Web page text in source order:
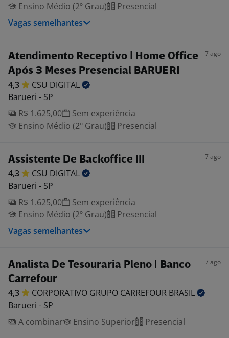
Ensino Médio (2º Grau)
Presencial
Vagas semelhantes
Atendimento Receptivo | Home Office
Após 3 Meses Presencial BARUERI
7 ago
4,3 CSU DIGITAL
Barueri - SP
R$ 1.625,00
Sem experiência
Ensino Médio (2º Grau)
Presencial
Assistente De Backoffice III 7 ago
4,3 CSU DIGITAL
Barueri - SP
R$ 1.625,00
Sem experiência
Ensino Médio (2º Grau)
Presencial
Vagas semelhantes
Analista De Tesouraria Pleno | Banco
Carrefour
7 ago
4,3 CORPORATIVO GRUPO CARREFOUR BRASIL
Barueri - SP
A combinar
Ensino Superior Presencial